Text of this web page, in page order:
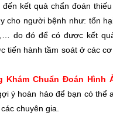
đến kết quả chẩn đoán
cho người bệnh như: tổn
do đó để có được kết
tiến hành tầm soát ở các
Khám Chuẩn Đoán Hình
ý hoàn hảo để bạn có thể
chuyên gia.